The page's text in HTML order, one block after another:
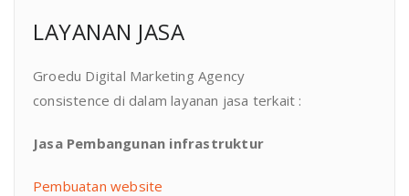
LAYANAN JASA
Groedu Digital Marketing Agency
consistence di dalam layanan jasa terkait :
Jasa Pembangunan infrastruktur
Pembuatan website